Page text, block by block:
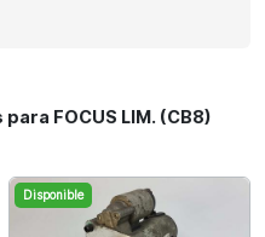
FOCUS LIM. (CB8)
Disponible